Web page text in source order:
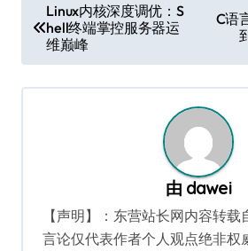
章
导
航
Linux内核深度调优：S
hell终端掌控服务器运
维巅峰
C语
由 dawei
【声明】：东营站长网内容转
言论仅代表作者个人观点绝非权